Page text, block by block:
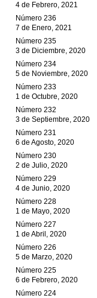
4 de Febrero, 2021
Número 236
7 de Enero, 2021
Número 235
3 de Diciembre, 2020
Número 234
5 de Noviembre, 2020
Número 233
1 de Octubre, 2020
Número 232
3 de Septiembre, 2020
Número 231
6 de Agosto, 2020
Número 230
2 de Julio, 2020
Número 229
4 de Junio, 2020
Número 228
1 de Mayo, 2020
Número 227
1 de Abril, 2020
Número 226
5 de Marzo, 2020
Número 225
6 de Febrero, 2020
Número 224